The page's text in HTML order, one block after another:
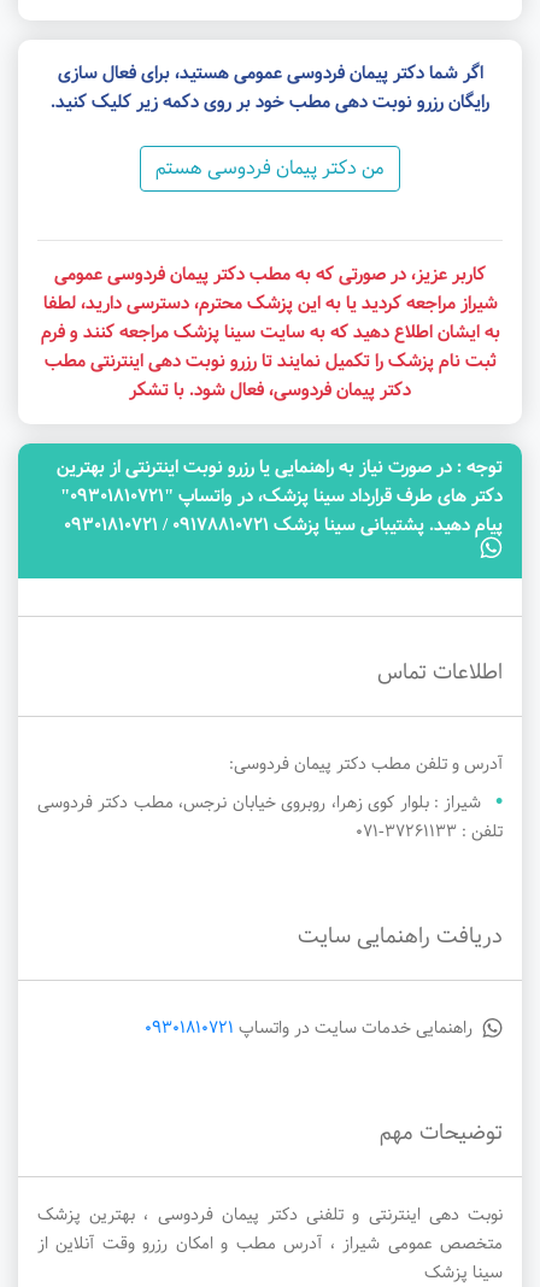
اگر شما دکتر پیمان فردوسی عمومی هستید، برای فعال سازی
رایگان رزرو نوبت دهی مطب خود بر روی دکمه زیر کلیک کنید.
من دکتر پیمان فردوسی هستم
کاربر عزیز، در صورتی که به مطب دکتر پیمان فردوسی عمومی
شیراز مراجعه کردید یا به این پزشک محترم، دسترسی دارید، لطفا
به ایشان اطلاع دهید که به سایت سینا پزشک مراجعه کنند و فرم
ثبت نام پزشک را تکمیل نمایند تا رزرو نوبت دهی اینترنتی مطب
دکتر پیمان فردوسی، فعال شود. با تشکر
توجه‌ : در صورت نیاز به راهنمایی یا رزرو نوبت اینترنتی از بهترین
دکتر های طرف قرارداد سینا پزشک، در واتساپ "09301810721"
پیام دهید. پشتیبانی سینا پزشک 09178810721 / 09301810721
اطلاعات تماس
آدرس و تلفن مطب دکتر پیمان فردوسی:
شیراز : بلوار کوی زهرا، روبروی خیابان نرجس، مطب دکتر فردوسی
تلفن : ۳۷۲۶۱۱۳۳-071
دریافت راهنمایی سایت
راهنمایی خدمات سایت در واتساپ 09301810721
توضیحات مهم
نوبت دهی اینترنتی و تلفنی دکتر پیمان فردوسی ، بهترین پزشک
متخصص عمومی شیراز ، آدرس مطب و امکان رزرو وقت آنلاین از
سینا پزشک